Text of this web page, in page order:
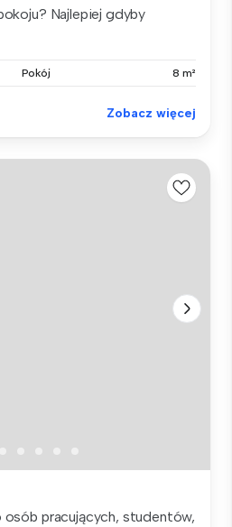
Najlepiej gdyby
Pokój 8 m²
Zobacz więcej
pracujących, studentów,